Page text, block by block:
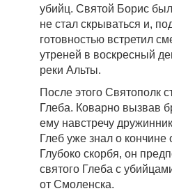
убийц. Святой Борис
не стал скрываться и,
готовностью встретил
утреней в воскресный
реки Альты.
После этого Святополк
Глеба. Коварно вызвав
ему навстречу
Глеб уже знал о кончине
Глубоко скорбя, он
святого Глеба с
от Смоленска.